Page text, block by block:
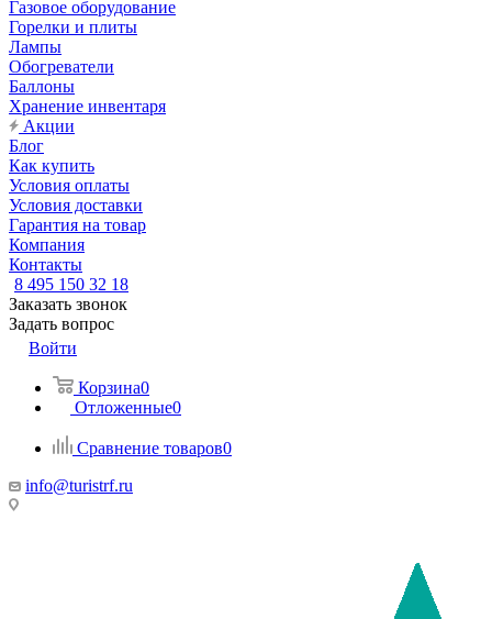
Газовое оборудование
Горелки и плиты
Лампы
Обогреватели
Баллоны
Хранение инвентаря
Акции
Блог
Как купить
Условия оплаты
Условия доставки
Гарантия на товар
Компания
Контакты
8 495 150 32 18
Заказать звонок
Задать вопрос
Войти
Корзина0
Отложенные0
Сравнение товаров0
info@turistrf.ru